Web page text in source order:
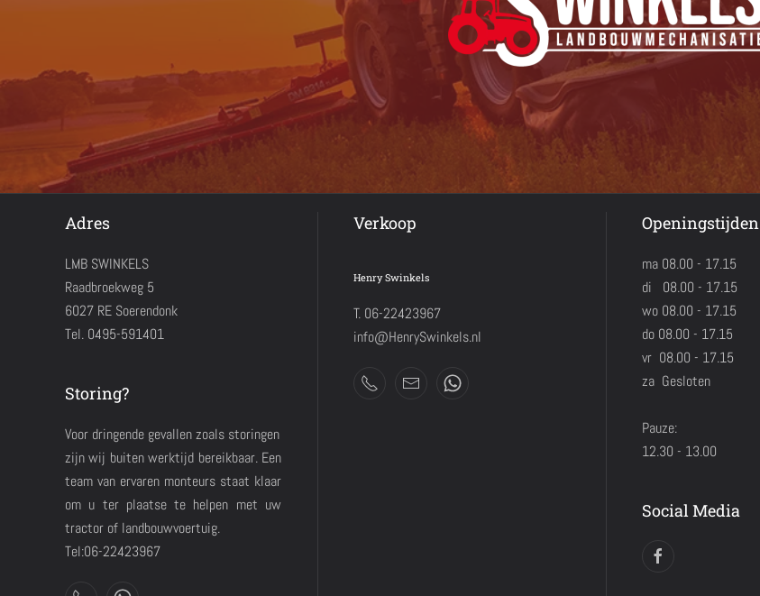
Adres
LMB SWINKELS
Raadbroekweg 5
6027 RE Soerendonk
Tel. 0495-591401
Storing?
Voor dringende gevallen zoals storingen
zijn wij buiten werktijd bereikbaar. Een
team van ervaren monteurs staat klaar
om u ter plaatse te helpen met uw
tractor of landbouwvoertuig.
Tel:06-22423967
Verkoop
Henry Swinkels
T. 06-22423967
info@HenrySwinkels.nl
Openingstijden
ma 08.00 - 17.15
di 08.00 - 17.15
wo 08.00 - 17.15
do 08.00 - 17.15
vr 08.00 - 17.15
za Gesloten
Pauze:
12.30 - 13.00
Social Media